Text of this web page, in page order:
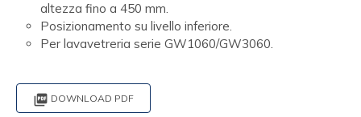
altezza fino a 450 mm.
Posizionamento su livello inferiore.
Per lavavetreria serie GW1060/GW3060.
 DOWNLOAD PDF